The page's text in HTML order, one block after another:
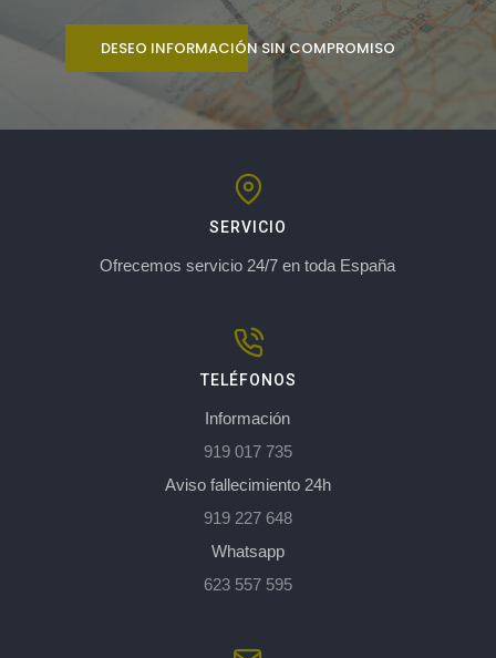
DESEO INFORMACIÓN SIN COMPROMISO
SERVICIO
Ofrecemos servicio 24/7 en toda España
TELÉFONOS
Información
919 017 735
Aviso fallecimiento 24h
919 227 648
Whatsapp
623 557 595